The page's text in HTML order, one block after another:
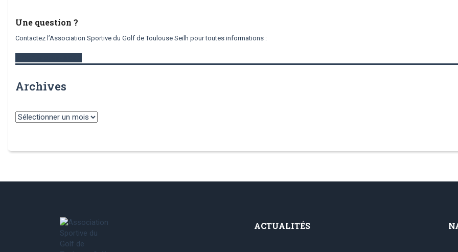
Une question ?
Contactez l’Association Sportive du Golf de Toulouse Seilh pour toutes informations :
Archives
Archives
ACTUALITÉS